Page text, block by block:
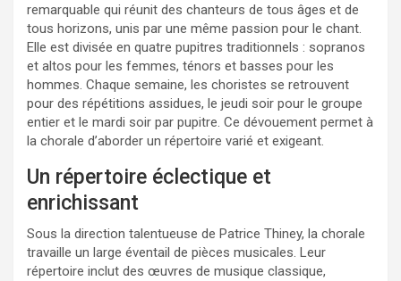
remarquable qui réunit des chanteurs de tous âges et de
tous horizons, unis par une même passion pour le chant.
Elle est divisée en quatre pupitres traditionnels : sopranos
et altos pour les femmes, ténors et basses pour les
hommes. Chaque semaine, les choristes se retrouvent
pour des répétitions assidues, le jeudi soir pour le groupe
entier et le mardi soir par pupitre. Ce dévouement permet à
la chorale d’aborder un répertoire varié et exigeant.
Un répertoire éclectique et
enrichissant
Sous la direction talentueuse de Patrice Thiney, la chorale
travaille un large éventail de pièces musicales. Leur
répertoire inclut des œuvres de musique classique,